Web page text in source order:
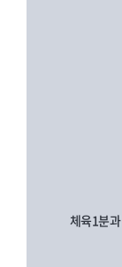
체육1분과